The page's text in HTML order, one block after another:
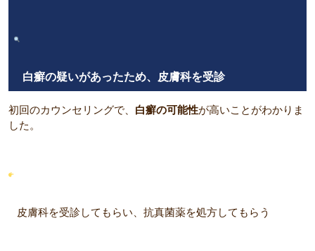
白癬の疑いがあったため、皮膚科を受診
初回のカウンセリングで、 白癬の可能性が高いことがわかりま
した。
皮膚科を受診してもらい、抗真菌薬を処方してもらう